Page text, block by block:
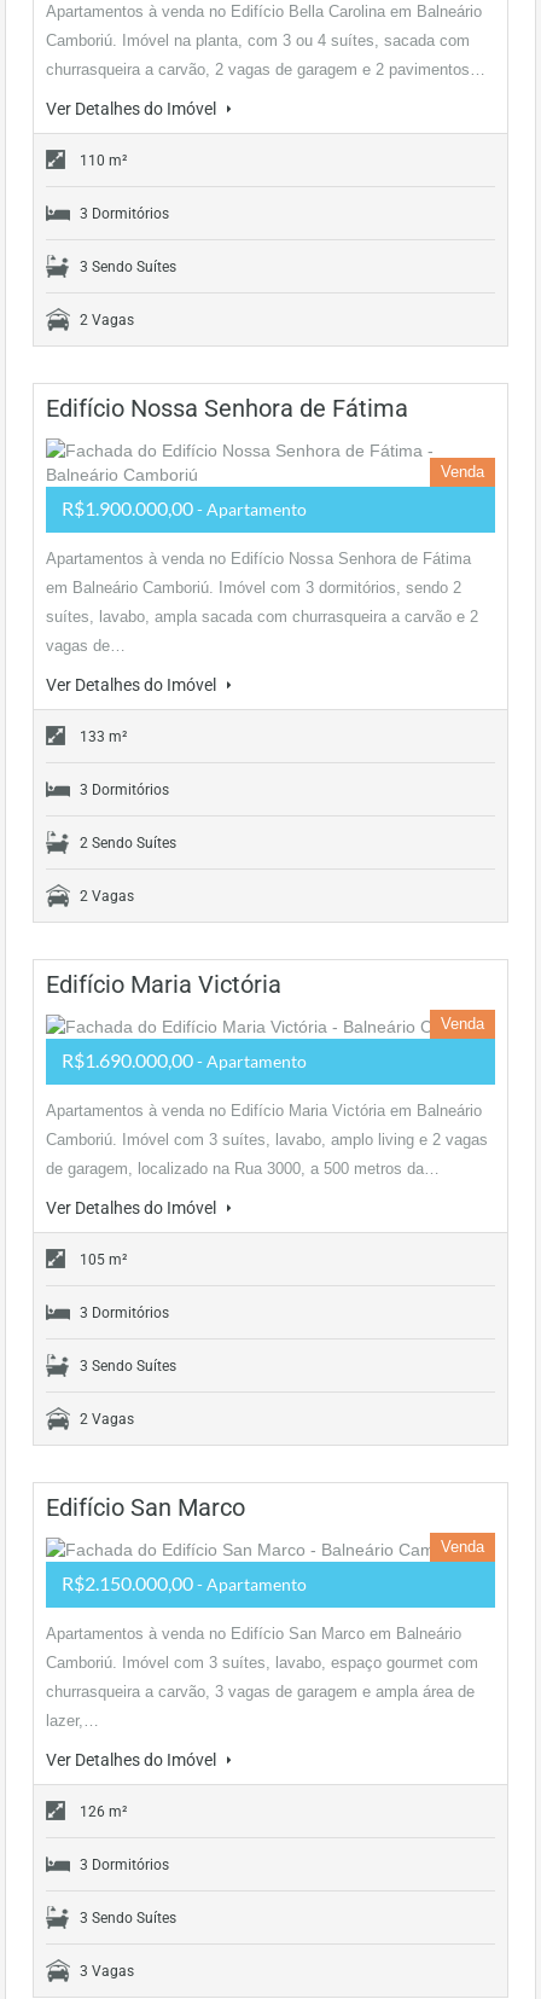
Apartamentos à venda no Edifício Bella Carolina em Balneário
Camboriú. Imóvel na planta, com 3 ou 4 suítes, sacada com
churrasqueira a carvão, 2 vagas de garagem e 2 pavimentos…
Ver Detalhes do Imóvel
110 m²
3 Dormitórios
3 Sendo Suítes
2 Vagas
Edifício Nossa Senhora de Fátima
Venda
R$1.900.000,00- Apartamento
Apartamentos à venda no Edifício Nossa Senhora de Fátima
em Balneário Camboriú. Imóvel com 3 dormitórios, sendo 2
suítes, lavabo, ampla sacada com churrasqueira a carvão e 2
vagas de…
Ver Detalhes do Imóvel
133 m²
3 Dormitórios
2 Sendo Suítes
2 Vagas
Edifício Maria Victória
Venda
R$1.690.000,00- Apartamento
Apartamentos à venda no Edifício Maria Victória em Balneário
Camboriú. Imóvel com 3 suítes, lavabo, amplo living e 2 vagas
de garagem, localizado na Rua 3000, a 500 metros da…
Ver Detalhes do Imóvel
105 m²
3 Dormitórios
3 Sendo Suítes
2 Vagas
Edifício San Marco
Venda
R$2.150.000,00- Apartamento
Apartamentos à venda no Edifício San Marco em Balneário
Camboriú. Imóvel com 3 suítes, lavabo, espaço gourmet com
churrasqueira a carvão, 3 vagas de garagem e ampla área de
lazer,…
Ver Detalhes do Imóvel
126 m²
3 Dormitórios
3 Sendo Suítes
3 Vagas